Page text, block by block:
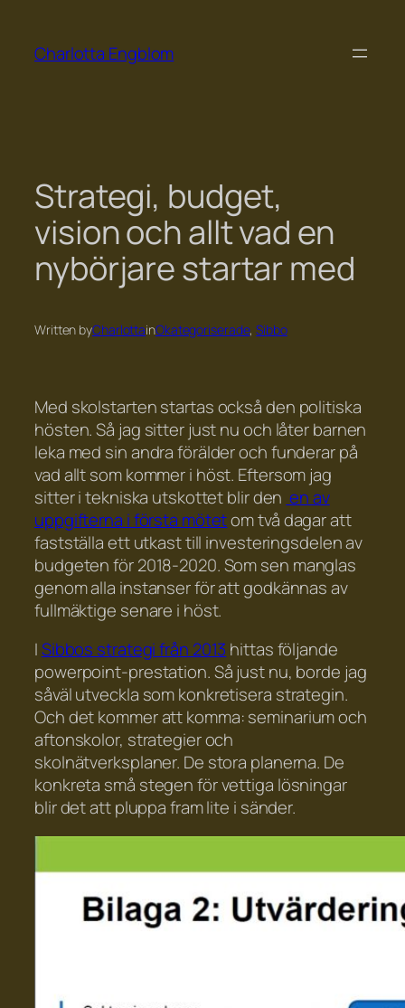
content
Charlotta Engblom
Strategi, budget,
vision och allt vad en
nybörjare startar med
Written byCharlottainOkategoriserade, Sibbo
Med skolstarten startas också den politiska
hösten. Så jag sitter just nu och låter barnen
leka med sin andra förälder och funderar på
vad allt som kommer i höst. Eftersom jag
sitter i tekniska utskottet blir den en av
uppgifterna i första mötetom två dagar att
fastställa ett utkast till investeringsdelen av
budgeten för 2018-2020. Som sen manglas
genom alla instanser för att godkännas av
fullmäktige senare i höst.
ISibbos strategi från 2013 hittas följande
powerpoint-prestation. Så just nu, borde jag
såväl utveckla som konkretisera strategin.
Och det kommer att komma: seminarium och
aftonskolor, strategier och
skolnätverksplaner. De stora planerna. De
konkreta små stegen för vettiga lösningar
blir det att pluppa fram lite i sänder.